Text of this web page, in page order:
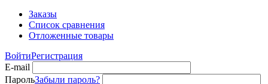
Заказы
Список сравнения
Отложенные товары
ВойтиРегистрация
E-mail
ПарольЗабыли пароль?